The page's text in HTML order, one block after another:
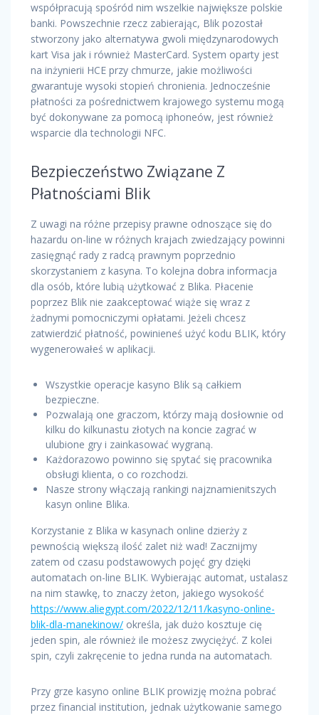
współpracują spośród nim wszelkie największe polskie
banki. Powszechnie rzecz zabierając, Blik pozostał
stworzony jako alternatywa gwoli międzynarodowych
kart Visa jak i również MasterCard. System oparty jest
na inżynierii HCE przy chmurze, jakie możliwości
gwarantuje wysoki stopień chronienia. Jednocześnie
płatności za pośrednictwem krajowego systemu mogą
być dokonywane za pomocą iphoneów, jest również
wsparcie dla technologii NFC.
Bezpieczeństwo Związane Z
Płatnościami Blik
Z uwagi na różne przepisy prawne odnoszące się do
hazardu on-line w różnych krajach zwiedzający powinni
zasięgnąć rady z radcą prawnym poprzednio
skorzystaniem z kasyna. To kolejna dobra informacja
dla osób, które lubią użytkować z Blika. Płacenie
poprzez Blik nie zaakceptować wiąże się wraz z
żadnymi pomocniczymi opłatami. Jeżeli chcesz
zatwierdzić płatność, powinieneś użyć kodu BLIK, który
wygenerowałeś w aplikacji.
Wszystkie operacje kasyno Blik są całkiem
bezpieczne.
Pozwalają one graczom, którzy mają dosłownie od
kilku do kilkunastu złotych na koncie zagrać w
ulubione gry i zainkasować wygraną.
Każdorazowo powinno się spytać się pracownika
obsługi klienta, o co rozchodzi.
Nasze strony włączają rankingi najznamienitszych
kasyn online Blika.
Korzystanie z Blika w kasynach online dzierży z
pewnością większą ilość zalet niż wad! Zacznijmy
zatem od czasu podstawowych pojęć gry dzięki
automatach on-line BLIK. Wybierając automat, ustalasz
na nim stawkę, to znaczy żeton, jakiego wysokość
https://www.aliegypt.com/2022/12/11/kasyno-online-
blik-dla-manekinow/ określa, jak dużo kosztuje cię
jeden spin, ale również ile możesz zwyciężyć. Z kolei
spin, czyli zakręcenie to jedna runda na automatach.
Przy grze kasyno online BLIK prowizję można pobrać
przez financial institution, jednak użytkowanie samego